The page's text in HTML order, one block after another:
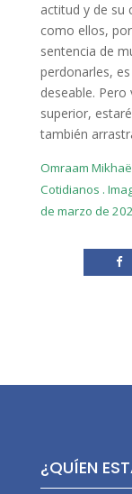
actitud y de su
como ellos,
sentencia de
perdonarles,
deseable.
superior,
también
Omraam
Cotidianos .
de marzo de
¿QUÍEN